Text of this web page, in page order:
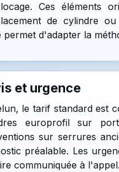
Ces éléments
de cylindre
permet d'adapter la
et urgence
le tarif standard est
europrofil sur
sur serrures
préalable. Les
communiquée à